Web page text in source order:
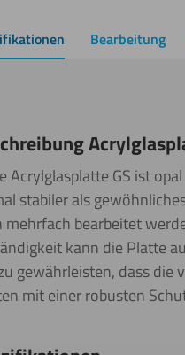
Bearbeitung
Acrylglasplatte GS ist
stabiler als
mehrfach bearbeitet
kann die Platte
gewährleisten, dass die
mit einer robusten